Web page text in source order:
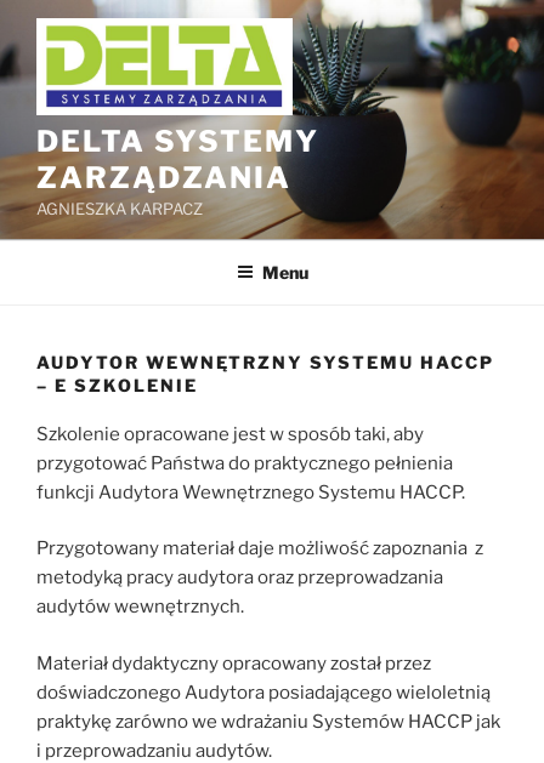
Przejdź
do
treści
DELTA SYSTEMY
ZARZĄDZANIA
AGNIESZKA KARPACZ
Menu
AUDYTOR WEWNĘTRZNY SYSTEMU HACCP
– E SZKOLENIE
Szkolenie opracowane jest w sposób taki, aby
przygotować Państwa do praktycznego pełnienia
funkcji Audytora Wewnętrznego Systemu HACCP.
Przygotowany materiał daje możliwość zapoznania z
metodyką pracy audytora oraz przeprowadzania
audytów wewnętrznych.
Materiał dydaktyczny opracowany został przez
doświadczonego Audytora posiadającego wieloletnią
praktykę zarówno we wdrażaniu Systemów HACCP jak
i przeprowadzaniu audytów.